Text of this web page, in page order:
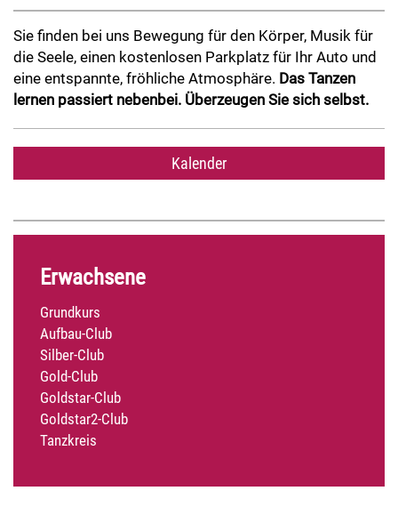
Sie finden bei uns Bewegung für den Körper, Musik für
die Seele, einen kostenlosen Parkplatz für Ihr Auto und
eine entspannte, fröhliche Atmosphäre. Das Tanzen
lernen passiert nebenbei. Überzeugen Sie sich selbst.
Kalender
Erwachsene
Grundkurs
Aufbau-Club
Silber-Club
Gold-Club
Goldstar-Club
Goldstar2-Club
Tanzkreis